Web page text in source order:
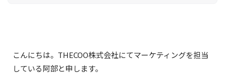
こんにちは。THECOO株式会社にてマーケティングを担当
している阿部と申します。